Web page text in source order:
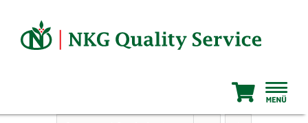
springen